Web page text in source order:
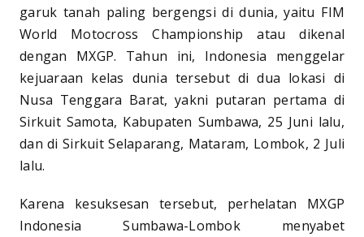
garuk tanah paling bergengsi di dunia, yaitu FIM
World Motocross Championship atau dikenal
dengan MXGP. Tahun ini, Indonesia menggelar
kejuaraan kelas dunia tersebut di dua lokasi di
Nusa Tenggara Barat, yakni putaran pertama di
Sirkuit Samota, Kabupaten Sumbawa, 25 Juni lalu,
dan di Sirkuit Selaparang, Mataram, Lombok, 2 Juli
lalu.
Karena kesuksesan tersebut, perhelatan MXGP
Indonesia Sumbawa-Lombok menyabet